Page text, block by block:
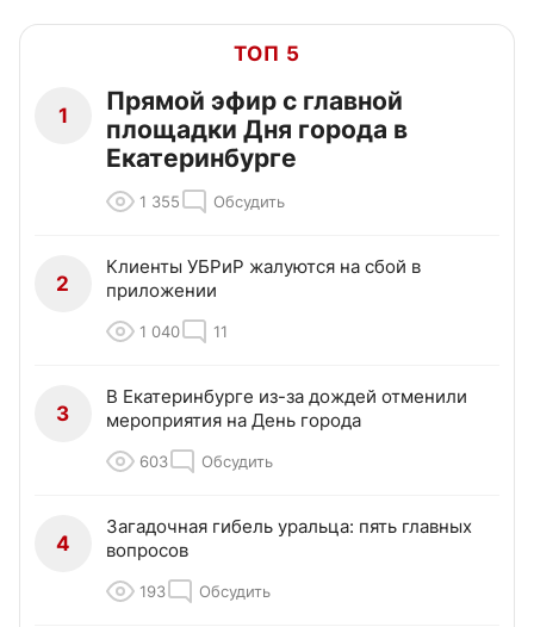
ТОП 5
1
Прямой эфир с главной
площадки Дня города в
Екатеринбурге
1 355 Обсудить
2
Клиенты УБРиР жалуются на сбой в
приложении
1 040 11
3
В Екатеринбурге из-за дождей отменили
мероприятия на День города
603 Обсудить
4
Загадочная гибель уральца: пять главных
вопросов
193 Обсудить